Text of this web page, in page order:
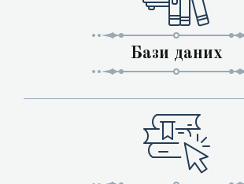
Бази даних